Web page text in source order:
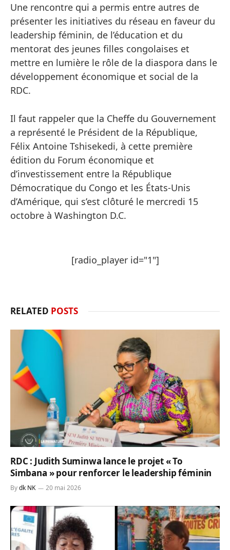
Une rencontre qui a permis entre autres de
présenter les initiatives du réseau en faveur du
leadership féminin, de l’éducation et du
mentorat des jeunes filles congolaises et
mettre en lumière le rôle de la diaspora dans le
développement économique et social de la
RDC.
Il faut rappeler que la Cheffe du Gouvernement
a représenté le Président de la République,
Félix Antoine Tshisekedi, à cette première
édition du Forum économique et
d’investissement entre la République
Démocratique du Congo et les États-Unis
d’Amérique, qui s’est clôturé le mercredi 15
octobre à Washington D.C.
[radio_player id="1"]
RELATED POSTS
RDC : Judith Suminwa lance le projet « To
Simbana » pour renforcer le leadership féminin
Bydk NK 20 mai 2026